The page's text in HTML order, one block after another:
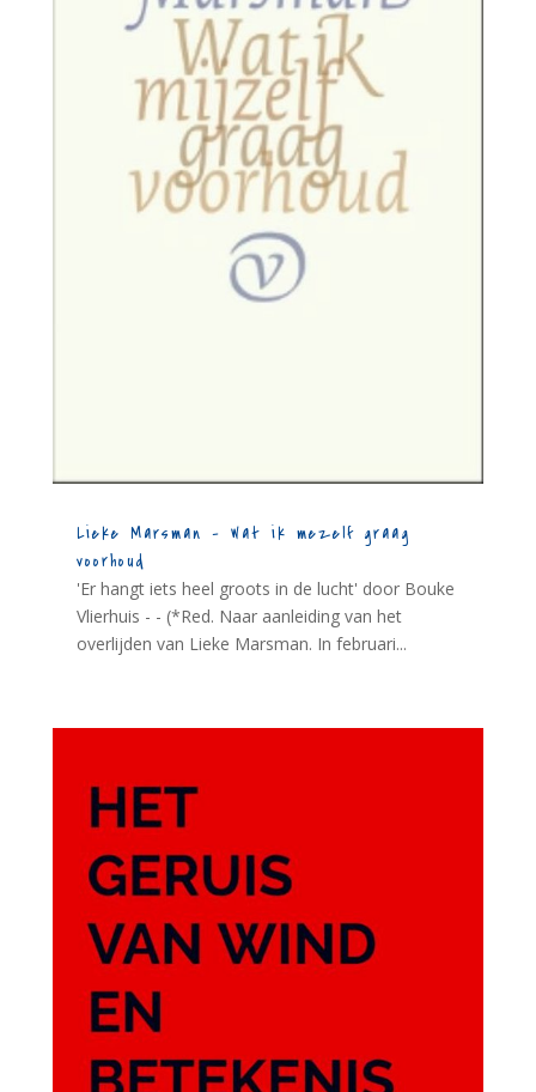
Lieke Marsman – Wat ik mezelf graag
voorhoud
'Er hangt iets heel groots in de lucht' door Bouke
Vlierhuis - - (*Red. Naar aanleiding van het
overlijden van Lieke Marsman. In februari...